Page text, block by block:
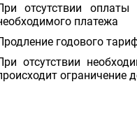
отсутствии оплаты
платежа
годового
отсутствии
ограничение